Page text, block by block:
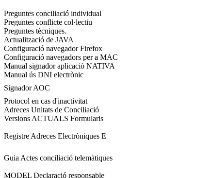
Preguntes conciliació individual
Preguntes conflicte col·lectiu
Preguntes tècniques.
Actualització de JAVA
Configuració navegador Firefox
Configuració navegadors per a MAC
Manual signador aplicació NATIVA
Manual ús DNI electrònic
Signador AOC
Protocol en cas d'inactivitat
Adreces Unitats de Conciliació
Versions ACTUALS Formularis
Registre Adreces Electròniques E
Guia Actes conciliació telemàtiques
MODEL Declaració responsable